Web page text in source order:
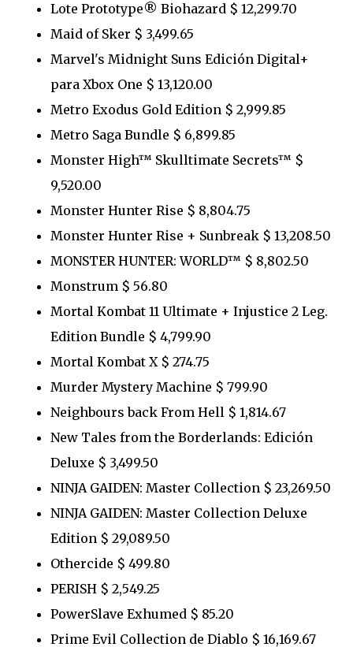
Lote Prototype® Biohazard $ 12,299.70
Maid of Sker $ 3,499.65
Marvel's Midnight Suns Edición Digital+
para Xbox One $ 13,120.00
Metro Exodus Gold Edition $ 2,999.85
Metro Saga Bundle $ 6,899.85
Monster High™‎ Skulltimate Secrets™ $
9,520.00
Monster Hunter Rise $ 8,804.75
Monster Hunter Rise + Sunbreak $ 13,208.50
MONSTER HUNTER: WORLD™ $ 8,802.50
Monstrum $ 56.80
Mortal Kombat 11 Ultimate + Injustice 2 Leg.
Edition Bundle $ 4,799.90
Mortal Kombat X $ 274.75
Murder Mystery Machine $ 799.90
Neighbours back From Hell $ 1,814.67
New Tales from the Borderlands: Edición
Deluxe $ 3,499.50
NINJA GAIDEN: Master Collection $ 23,269.50
NINJA GAIDEN: Master Collection Deluxe
Edition $ 29,089.50
Othercide $ 499.80
PERISH $ 2,549.25
PowerSlave Exhumed $ 85.20
Prime Evil Collection de Diablo $ 16,169.67